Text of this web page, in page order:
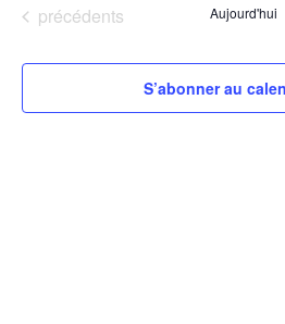
date.Évènements
précédents Aujourd'hui
S’abonner au